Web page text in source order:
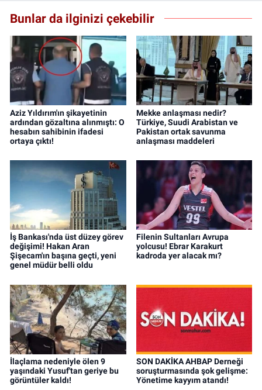
Bunlar da ilginizi çekebilir
Aziz Yıldırım'ın şikayetinin
ardından gözaltına alınmıştı: O
hesabın sahibinin ifadesi
ortaya çıktı!
Mekke anlaşması nedir?
Türkiye, Suudi Arabistan ve
Pakistan ortak savunma
anlaşması maddeleri
İş Bankası'nda üst düzey görev
değişimi! Hakan Aran
Şişecam'ın başına geçti, yeni
genel müdür belli oldu
Filenin Sultanları Avrupa
yolcusu! Ebrar Karakurt
kadroda yer alacak mı?
İlaçlama nedeniyle ölen 9
yaşındaki Yusuf'tan geriye bu
görüntüler kaldı!
SON DAKİKA AHBAP Derneği
soruşturmasında şok gelişme:
Yönetime kayyım atandı!